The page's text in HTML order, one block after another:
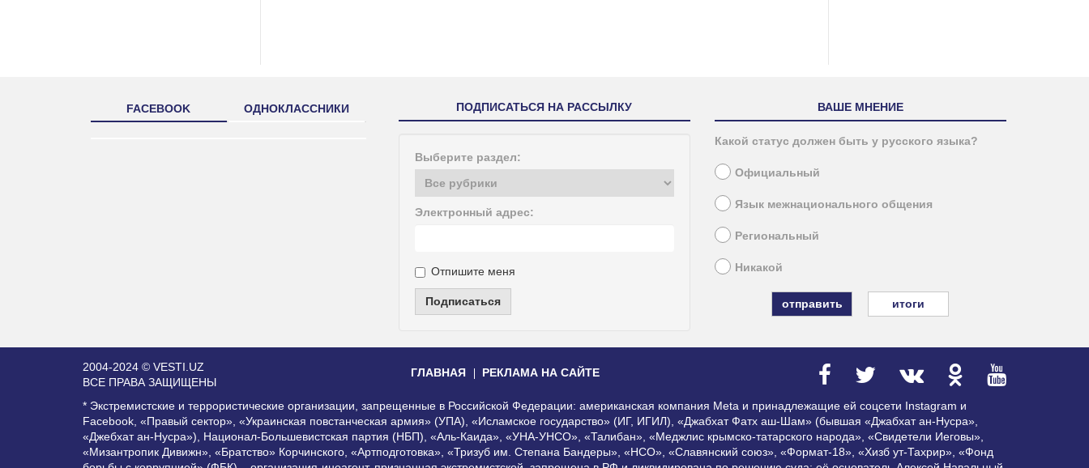
FACEBOOK ОДНОКЛАССНИКИ ПОДПИСАТЬСЯ НА РАССЫЛКУ
Выберите раздел:
Электронный адрес:
Отпишите меня
Подписаться
ВАШЕ МНЕНИЕ
Какой статус должен быть у русского языка?
Официальный
Язык межнационального общения
Региональный
Никакой
итоги
2004-2024 © VESTI.UZ
ВСЕ ПРАВА ЗАЩИЩЕНЫ
ГЛАВНАЯ РЕКЛАМА НА САЙТЕ
* Экстремистские и террористические организации, запрещенные в Российской Федерации: американская компания Meta и принадлежащие ей соцсети Instagram и
Facebook, «Правый сектор», «Украинская повстанческая армия» (УПА), «Исламское государство» (ИГ, ИГИЛ), «Джабхат Фатх аш-Шам» (бывшая «Джабхат ан-Нусра»,
«Джебхат ан-Нусра»), Национал-Большевистская партия (НБП), «Аль-Каида», «УНА-УНСО», «Талибан», «Меджлис крымско-татарского народа», «Свидетели Иеговы»,
«Мизантропик Дивижн», «Братство» Корчинского, «Артподготовка», «Тризуб им. Степана Бандеры», «НСО», «Славянский союз», «Формат-18», «Хизб ут-Тахрир», «Фонд